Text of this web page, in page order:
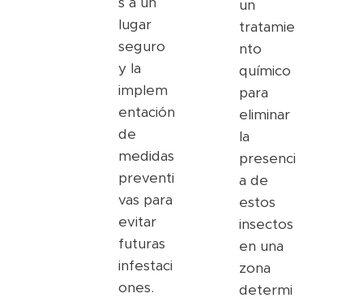
lugar
seguro
y la
implem
entación
de
medidas
preventi
vas para
evitar
futuras
infestaci
ones.
un
tratamie
nto
químico
para
eliminar
la
presenci
a de
estos
insectos
en una
zona
determi